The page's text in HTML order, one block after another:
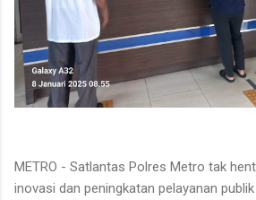
METRO - Satlantas Polres Metro tak
inovasi dan peningkatan pelayanan